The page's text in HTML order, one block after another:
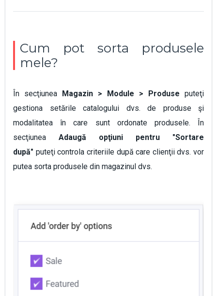
Cum pot sorta produsele
mele?
În secţiunea Magazin > Module > Produse puteţi
gestiona setările catalogului dvs. de produse şi
modalitatea în care sunt ordonate produsele. În
secţiunea Adaugă opţiuni pentru "Sortare
după" puteţi controla criteriile după care clienţii dvs. vor
putea sorta produsele din magazinul dvs.